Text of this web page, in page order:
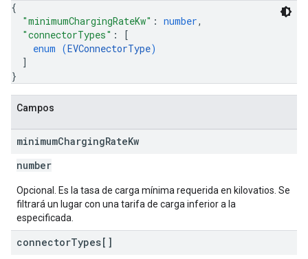
{
"minimumChargingRateKw" : number,
"connectorTypes" :
[
enum (EVConnectorType)
]
}
Campos
minimumChargingRateKw
number
Opcional. Es la tasa de carga mínima requerida en kilovatios. Se
filtrará un lugar con una tarifa de carga inferior a la
especificada.
connectorTypes[]